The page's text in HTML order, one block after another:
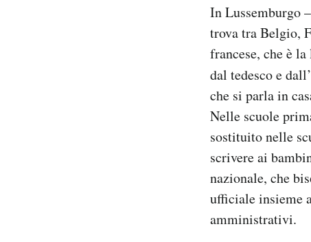
In Lussemburgo
trova tra Belgio,
francese, che è
dal tedesco e
che si parla in
Nelle scuole
sostituito nelle
scrivere ai
nazionale, che
ufficiale insieme
amministrativi.